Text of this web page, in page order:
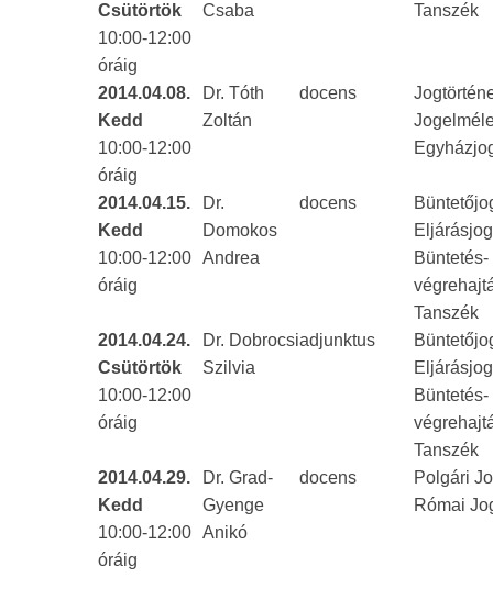
Csütörtök
10:00-12:00
óráig
Csaba
Tanszék
2014.04.08.
Kedd
10:00-12:00
óráig
Dr. Tóth
Zoltán
docens
2014.04.15.
Kedd
10:00-12:00
óráig
Dr.
Domokos
Andrea
docens
Büntetés-
Tanszék
2014.04.24.
Csütörtök
10:00-12:00
óráig
Dr. Dobrocsi
Szilvia
adjunktus
Büntetés-
Tanszék
2014.04.29.
Kedd
10:00-12:00
óráig
Dr. Grad-
Gyenge
Anikó
docens
Polgári
Római